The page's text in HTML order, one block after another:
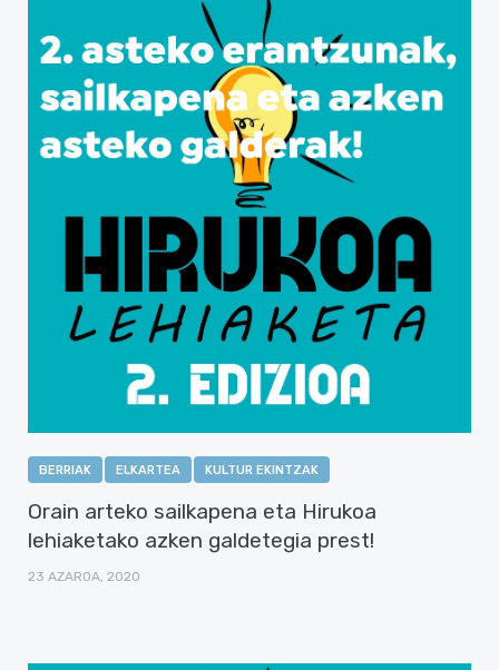
BERRIAK ELKARTEA KULTUR EKINTZAK
Orain arteko sailkapena eta Hirukoa
lehiaketako azken galdetegia prest!
23 AZAROA, 2020